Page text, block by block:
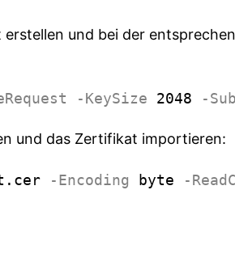
und bei der
-KeySize 2048 -
und das Zertifikat importieren:
-Encoding byte -